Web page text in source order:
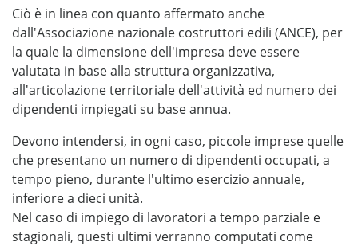
Ciò è in linea con quanto affermato anche
dall'Associazione nazionale costruttori edili (ANCE), per
la quale la dimensione dell'impresa deve essere
valutata in base alla struttura organizzativa,
all'articolazione territoriale dell'attività ed numero dei
dipendenti impiegati su base annua.
Devono intendersi, in ogni caso, piccole imprese quelle
che presentano un numero di dipendenti occupati, a
tempo pieno, durante l'ultimo esercizio annuale,
inferiore a dieci unità.
Nel caso di impiego di lavoratori a tempo parziale e
stagionali, questi ultimi verranno computati come